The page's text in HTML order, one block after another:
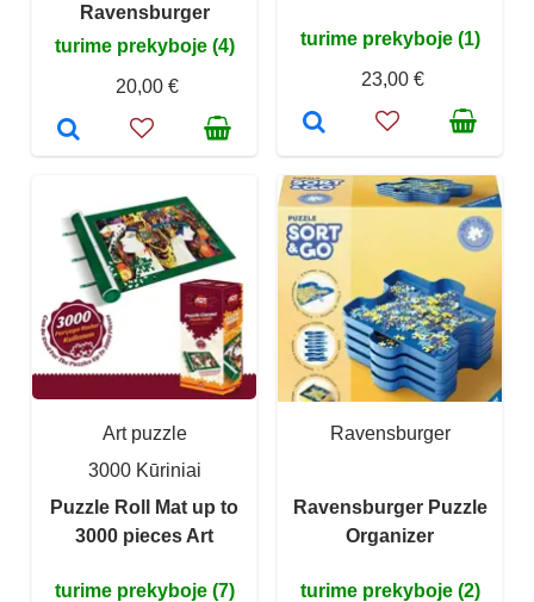
Ravensburger
turime prekyboje (4)
20,00 €
turime prekyboje (1)
23,00 €
Art puzzle
3000 Kūriniai
Puzzle Roll Mat up to
3000 pieces Art
turime prekyboje (7)
Ravensburger
Ravensburger Puzzle
Organizer
turime prekyboje (2)